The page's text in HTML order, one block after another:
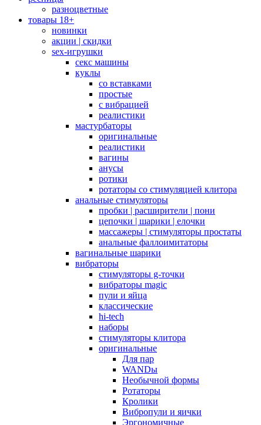
разноцветные
товары 18+
новинки
акции | скидки
sex-игрушки
секс машины
куклы
со вставками
простые
с вибрацией
реалистики
мастурбаторы
оригинальные
реалистики
вагины
анусы
ротики
ротаторы со стимуляцией клитора
анальные стимуляторы
пробки | расширители | пони
цепочки | шарики | елочки
массажеры | стимуляторы простаты
анальные фаллоимитаторы
вагинальные шарики
вибраторы
стимуляторы g-точки
вибраторы magic
пули и яйца
классические
hi-tech
наборы
стимуляторы клитора
оригинальные
Для пар
WANDы
Необычной формы
Ротаторы
Кролики
Вибропули и яички
Эргономичные